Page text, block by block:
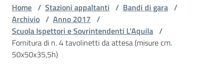
Accesso
civico
Home / Stazioni appaltanti / Bandi di gara /
Archivio / Anno 2017 /
Scuola Ispettori e Sovrintendenti L'Aquila /
Fornitura di n. 4 tavolinetti da attesa (misure cm.
50x50x35,5h)